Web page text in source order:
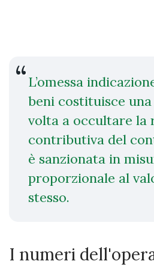
L’omessa
beni costituisce
volta a occultare la
contributiva del
è sanzionata in
proporzionale al
stesso.
I numeri